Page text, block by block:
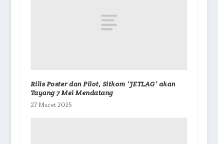
Rilis Poster dan Pilot, Sitkom ‘JETLAG’ akan
Tayang 7 Mei Mendatang
27 Maret 2025